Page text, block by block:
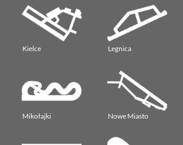
Kielce Legnica
Mikołajki Nowe Miasto